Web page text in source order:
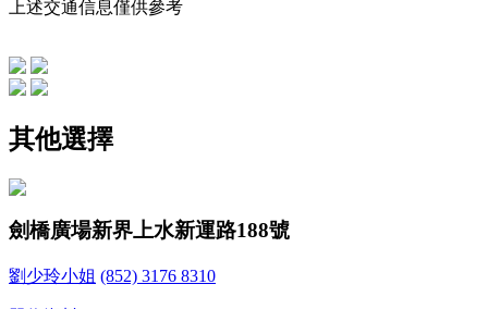
上述交通信息僅供參考
其他選擇
劍橋廣場新界上水新運路188號
劉少玲小姐 (852) 3176 8310